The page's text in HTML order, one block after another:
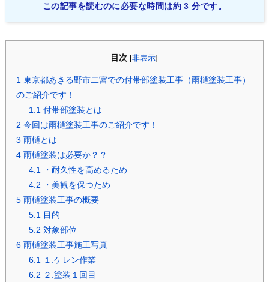
この記事を読むのに必要な時間は約 3 分です。
目次 [非表示
1東京都あきる野市二宮での付帯部塗装工事（雨樋塗装工事）
のご紹介です！
1.1付帯部塗装とは
2 今回は雨樋塗装工事のご紹介です！
3 雨樋とは
4雨樋塗装は必要か？？
4.1・耐久性を高めるため
4.2 ・美観を保つため
5雨樋塗装工事の概要
5.1目的
5.2 対象部位
6雨樋塗装工事施工写真
6.1１.ケレン作業
6.2 ２.塗装１回目